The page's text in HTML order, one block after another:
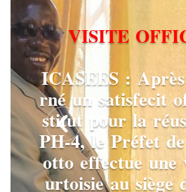
VISITE OFFI
ICASEES : A è
rné un satisfecit o
stitut pour la réus
PH-4, le Pr éfe t de
otto effectue une
urto isie au siège